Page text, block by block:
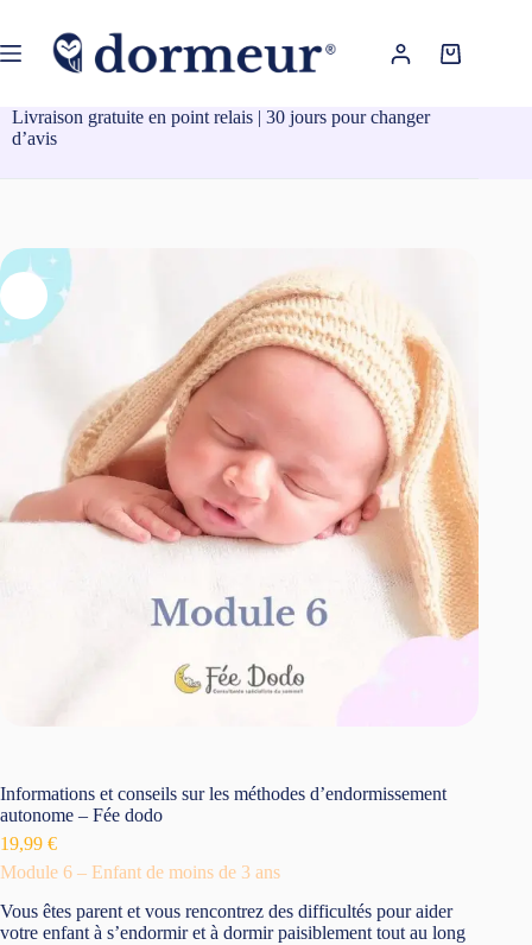
contenu
Panier
Livraison gratuite en point relais | 30 jours pour changer
d’avis
Informations et conseils sur les méthodes d’endormissement
autonome – Fée dodo
19,99 €
Module 6 – Enfant de moins de 3 ans
Vous êtes parent et vous rencontrez des difficultés pour aider
votre enfant à s’endormir et à dormir paisiblement tout au long